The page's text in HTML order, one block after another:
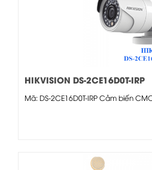
HIKVISION DS-2CE16D0T-IRP
Mã: DS-2CE16D0T-IRP Cảm biến